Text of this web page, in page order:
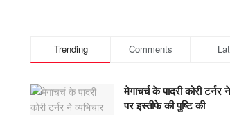
Trending Comments
मेगाचर्च के पादरी कोरी टर्नर
पर इस्तीफे की पुष्टि की